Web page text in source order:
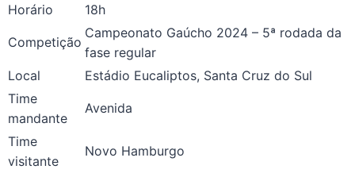
Horário
18h
Competição
Campeonato Gaúcho 2024 – 5ª rodada da
fase regular
Local
Estádio Eucaliptos, Santa Cruz do Sul
Time
mandante
Avenida
Time
visitante
Novo Hamburgo